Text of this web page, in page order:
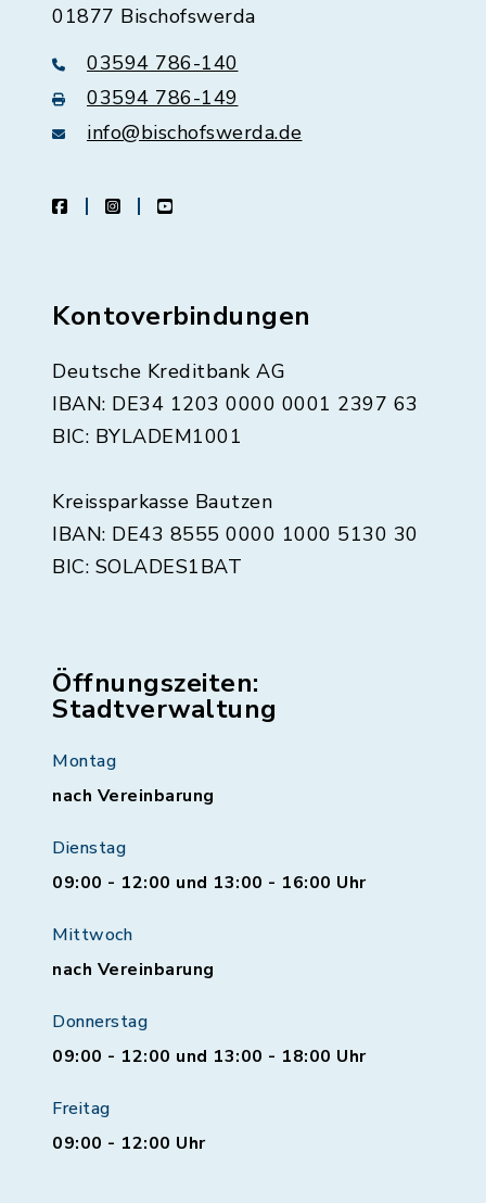
01877 Bischofswerda
03594 786-140
03594 786-149
info@bischofswerda.de
facebookinstagramyoutube
Kontoverbindungen
Deutsche Kreditbank AG
IBAN: DE34 1203 0000 0001 2397 63
BIC: BYLADEM1001
Kreissparkasse Bautzen
IBAN: DE43 8555 0000 1000 5130 30
BIC: SOLADES1BAT
Öffnungszeiten:
Stadtverwaltung
Montag
nach Vereinbarung
Dienstag
09:00 - 12:00 und 13:00 - 16:00 Uhr
Mittwoch
nach Vereinbarung
Donnerstag
09:00 - 12:00 und 13:00 - 18:00 Uhr
Freitag
09:00 - 12:00 Uhr